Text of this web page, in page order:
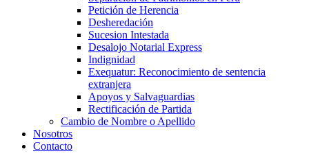
Petición de Herencia
Desheredación
Sucesion Intestada
Desalojo Notarial Express
Indignidad
Exequatur: Reconocimiento de sentencia
extranjera
Apoyos y Salvaguardias
Rectificación de Partida
Cambio de Nombre o Apellido
Nosotros
Contacto